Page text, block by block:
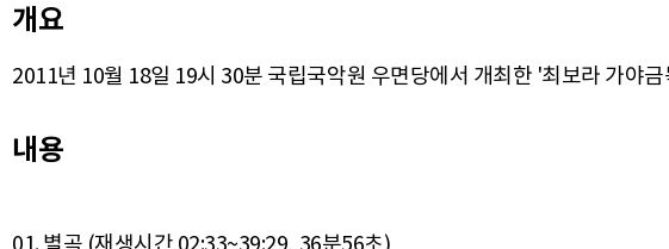
개요
2011년 10월 18일 19시 30분 국립국악원 우면당에서 개최한 '최보라 가
내용